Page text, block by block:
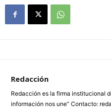
Redacción
Redacción es la firma institucional
información nos une” Contacto: